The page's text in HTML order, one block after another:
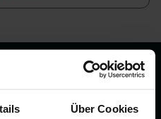
Über Cookies
rund
&